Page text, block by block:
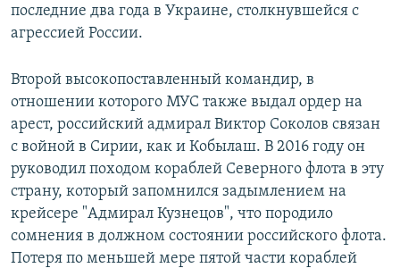
последние два года в Украине, столкнувшейся с
агрессией России.
Второй высокопоставленный командир, в
отношении которого МУС также выдал ордер на
арест, российский адмирал Виктор Соколов связан
с войной в Сирии, как и Кобылаш. В 2016 году он
руководил походом кораблей Северного флота в эту
страну, который запомнился задымлением на
крейсере "Адмирал Кузнецов", что породило
сомнения в должном состоянии российского флота.
Потеря по меньшей мере пятой части кораблей